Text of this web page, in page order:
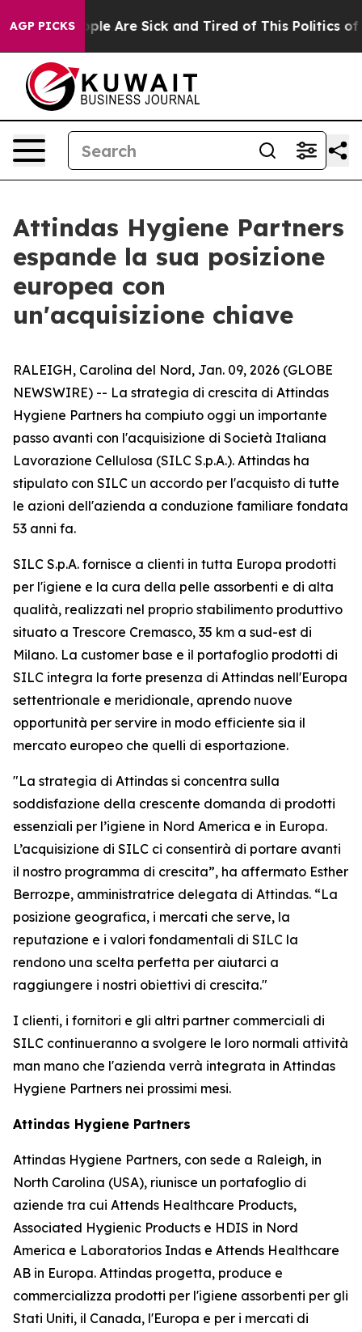
AGP PICKS
“People Are Sick and Tired of This Politics of
Attindas Hygiene Partners
espande la sua posizione
europea con
un'acquisizione chiave
RALEIGH, Carolina del Nord, Jan. 09, 2026 (GLOBE
NEWSWIRE) -- La strategia di crescita di Attindas
Hygiene Partners ha compiuto oggi un importante
passo avanti con l'acquisizione di Società Italiana
Lavorazione Cellulosa (SILC S.p.A.). Attindas ha
stipulato con SILC un accordo per l'acquisto di tutte
le azioni dell'azienda a conduzione familiare fondata
53 anni fa.
SILC S.p.A. fornisce a clienti in tutta Europa prodotti
per l'igiene e la cura della pelle assorbenti e di alta
qualità, realizzati nel proprio stabilimento produttivo
situato a Trescore Cremasco, 35 km a sud-est di
Milano. La customer base e il portafoglio prodotti di
SILC integra la forte presenza di Attindas nell'Europa
settentrionale e meridionale, aprendo nuove
opportunità per servire in modo efficiente sia il
mercato europeo che quelli di esportazione.
"La strategia di Attindas si concentra sulla
soddisfazione della crescente domanda di prodotti
essenziali per l’igiene in Nord America e in Europa.
L’acquisizione di SILC ci consentirà di portare avanti
il nostro programma di crescita”, ha affermato Esther
Berrozpe, amministratrice delegata di Attindas. “La
posizione geografica, i mercati che serve, la
reputazione e i valori fondamentali di SILC la
rendono una scelta perfetta per aiutarci a
raggiungere i nostri obiettivi di crescita."
I clienti, i fornitori e gli altri partner commerciali di
SILC continueranno a svolgere le loro normali attività
man mano che l'azienda verrà integrata in Attindas
Hygiene Partners nei prossimi mesi.
Attindas Hygiene Partners
Attindas Hygiene Partners, con sede a Raleigh, in
North Carolina (USA), riunisce un portafoglio di
aziende tra cui Attends Healthcare Products,
Associated Hygienic Products e HDIS in Nord
America e Laboratorios Indas e Attends Healthcare
AB in Europa. Attindas progetta, produce e
commercializza prodotti per l'igiene assorbenti per gli
Stati Uniti, il Canada, l'Europa e per i mercati di